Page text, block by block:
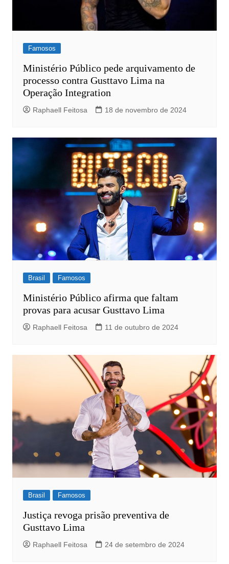
Famosos
Ministério Público pede arquivamento de
processo contra Gusttavo Lima na
Operação Integration
Raphaell Feitosa 18 de novembro de 2024
Brasil Famosos
Ministério Público afirma que faltam
provas para acusar Gusttavo Lima
Raphaell Feitosa 11 de outubro de 2024
Brasil Famosos
Justiça revoga prisão preventiva de
Gusttavo Lima
Raphaell Feitosa 24 de setembro de 2024